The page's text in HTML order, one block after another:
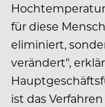
für diese
eliminiert,
verändert",
ist das